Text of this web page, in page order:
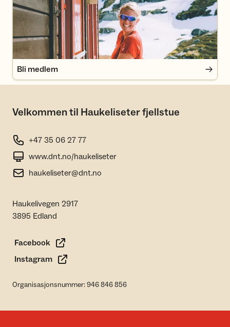
Bli medlem
Velkommen til Haukeliseter fjellstue
+47 35 06 27 77
www.dnt.no/haukeliseter
haukeliseter@dnt.no
Haukelivegen 2917
3895 Edland
Facebook
Instagram
Organisasjonsnummer: 946 846 856